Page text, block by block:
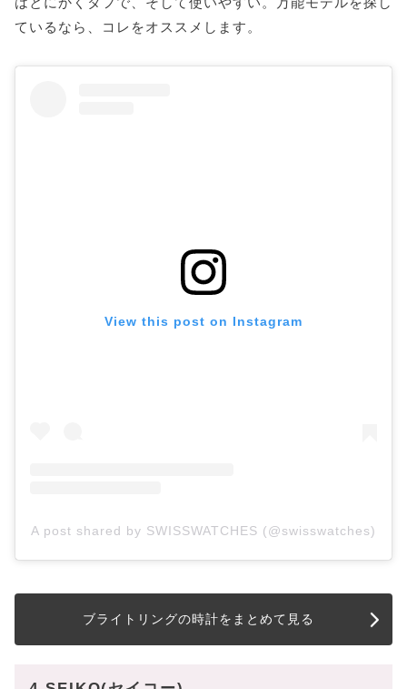
ているなら、コレをオススメします。
View this post on Instagram
A post shared by SWISSWATCHES (@swisswatches)
ブライトリングの時計をまとめて見る